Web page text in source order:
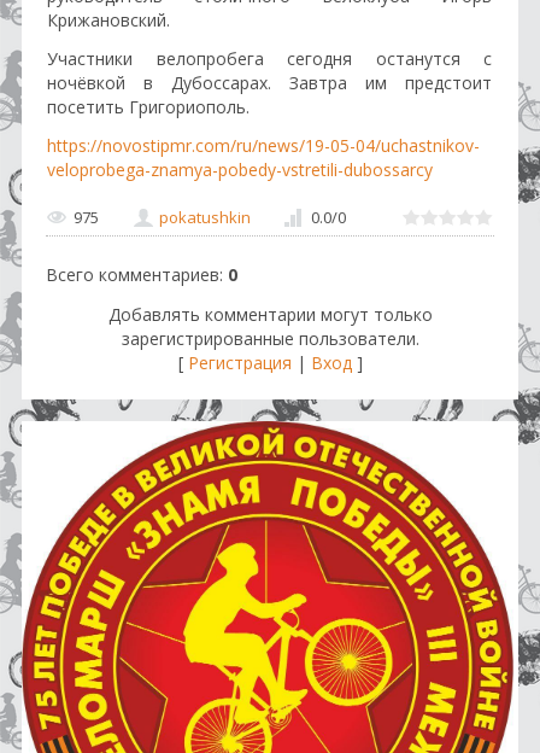
Крижановский.
Участники велопробега сегодня останутся с
ночёвкой в Дубоссарах. Завтра им предстоит
посетить Григориополь.
https://novostipmr.com/ru/news/19-05-04/uchastnikov-
veloprobega-znamya-pobedy-vstretili-dubossarcy
975 pokatushkin 0.0/0
Всего комментариев: 0
Добавлять комментарии могут только
зарегистрированные пользователи.
[ Регистрация | Вход]